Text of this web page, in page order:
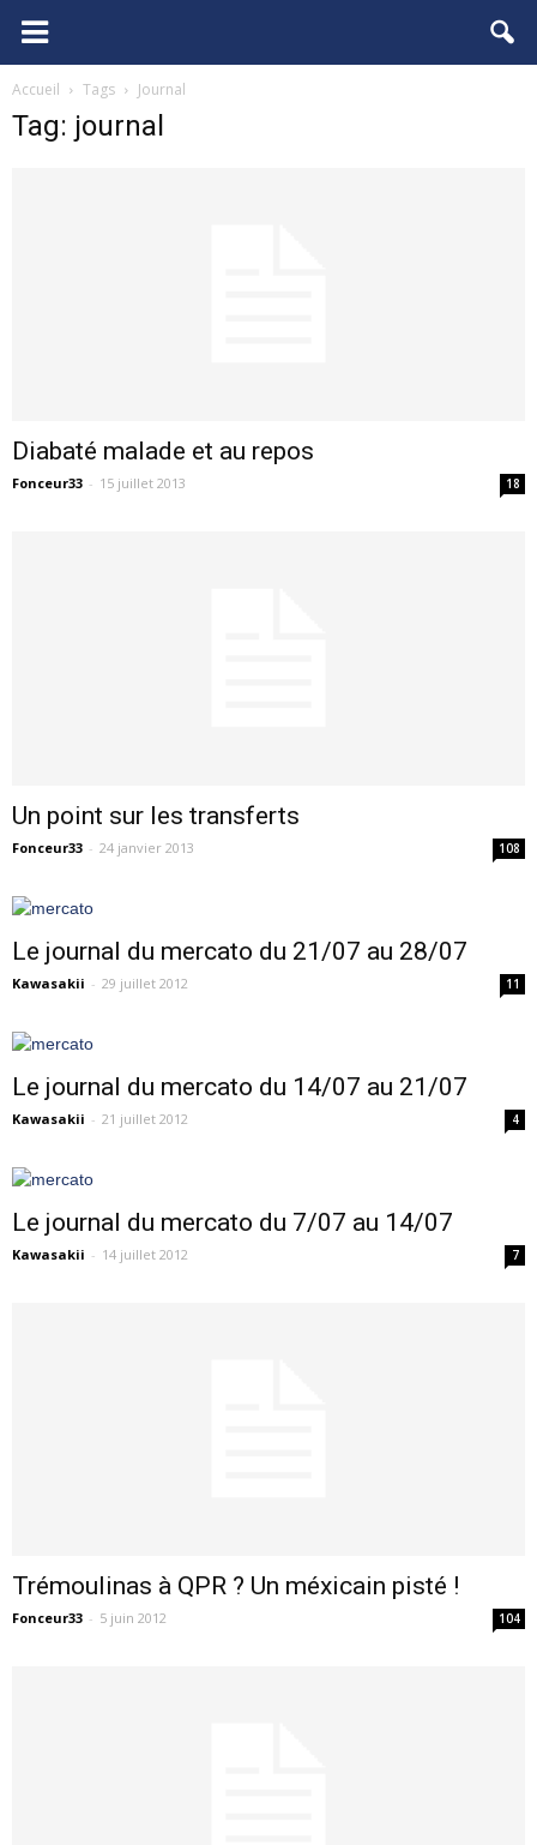
FCGB.net
Accueil Tags Journal
Tag: journal
Diabaté malade et au repos
Fonceur33 - 15 juillet 2013 18
Un point sur les transferts
Fonceur33 - 24 janvier 2013 108
Le journal du mercato du 21/07 au 28/07
Kawasakii - 29 juillet 2012 11
Le journal du mercato du 14/07 au 21/07
Kawasakii - 21 juillet 2012 4
Le journal du mercato du 7/07 au 14/07
Kawasakii - 14 juillet 2012 7
Trémoulinas à QPR ? Un méxicain pisté !
Fonceur33 - 5 juin 2012 104